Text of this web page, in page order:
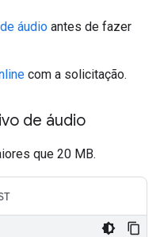
áudio antes de fazer
com a solicitação.
de áudio
que 20 MB.